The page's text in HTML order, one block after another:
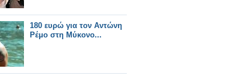
180 ευρώ για τον Αντώνη
Ρέμο στη Μύκονο...